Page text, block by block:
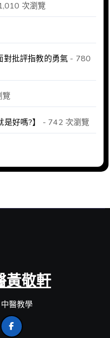
次瀏覽
批評指教的勇氣 - 780
覽
好嗎?】 - 742 次瀏覽
黃敬軒
醫教學